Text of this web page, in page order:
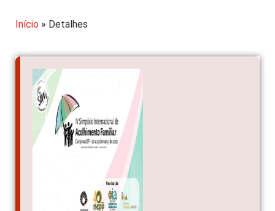
Início » Detalhes